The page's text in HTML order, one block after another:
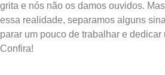
grita e nós não os damos ouvidos.
essa realidade, separamos alguns
parar um pouco de trabalhar e dedicar
Confira!